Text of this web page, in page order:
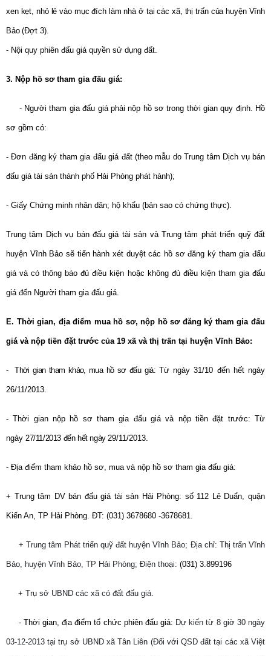
xen kẹt, nhỏ lẻ vào mục đích làm nhà ở tại các xã, thị trấn của huyện Vĩnh
Bảo (Đợt 3).
- Nội quy phiên đấu giá quyền sử dụng đất.
3. Nộp hồ sơ tham gia đấu giá:
- Người tham gia đấu giá phải nộp hồ sơ trong thời gian quy định. Hồ
sơ gồm có:
- Đơn đăng ký tham gia đấu giá đất (theo mẫu do Trung tâm Dịch vụ bán
đấu giá tài sản thành phố Hải Phòng phát hành);
- Giấy Chứng minh nhân dân; hộ khẩu (bản sao có chứng thực).
Trung tâm Dịch vụ bán đấu giá tài sản và Trung tâm phát triển quỹ đất
huyện Vĩnh Bảo sẽ tiến hành xét duyệt các hồ sơ đăng ký tham gia đấu
giá và có thông báo đủ điều kiện hoặc không đủ điều kiện tham gia đấu
giá đến Người tham gia đấu giá.
E. Thời gian, địa điểm mua hồ sơ, nộp hồ sơ đăng ký tham gia đấu
giá và nộp tiền đặt trước của 19 xã và thị trấn tại huyện Vĩnh Bảo:
- Thời gian tham khảo, mua hồ sơ đấu giá:Từ ngày 31/10 đến hết ngày
26/11/2013.
- Thời gian nộp hồ sơ tham gia đấu giá và nộp tiền đặt trước: Từ
ngày 27/11/2013 đến hết ngày 29/11/2013.
- Địa điểm tham khảo hồ sơ, mua và nộp hồ sơ tham gia đấu giá:
+ Trung tâm DV bán đấu giá tài sản Hải Phòng: số 112 Lê Duẩn, quận
Kiến An, TP Hải Phòng. ĐT: (031) 3678680 -3678681.
+ Trung tâm Phát triển quỹ đất huyện Vĩnh Bảo; Địa chỉ: Thị trấn Vĩnh
Bảo, huyện Vĩnh Bảo, TP Hải Phòng; Điện thoại: (031) 3.899196
+ Trụ sở UBND các xã có đất đấu giá.
- Thời gian, địa điểm tổ chức phiên đấu giá: Dự kiến từ 8 giờ 30 ngày
03-12-2013 tại trụ sở UBND xã Tân Liên (Đối với QSD đất tại các xã Việt